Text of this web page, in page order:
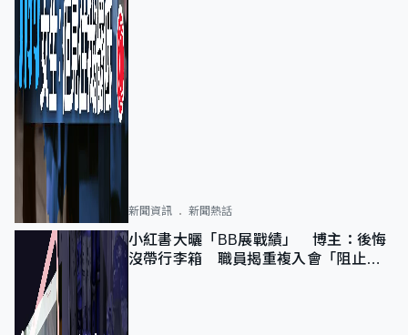
新聞資訊 新聞熱話
小紅書大曬「BB展戰績」 博主：後悔
沒帶行李箱 職員揭重複入會「阻止唔